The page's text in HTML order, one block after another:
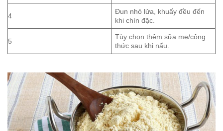
4
Đun nhỏ lửa, khuấy đều đến
khi chín đặc.
5
Tùy chọn thêm sữa mẹ/công
thức sau khi nấu.